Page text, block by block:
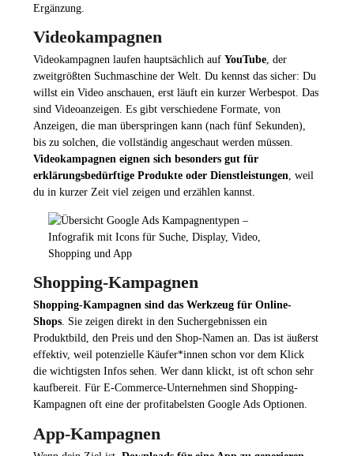
Ergänzung.
Videokampagnen
Videokampagnen laufen hauptsächlich auf YouTube, der
zweitgrößten Suchmaschine der Welt. Du kennst das sicher: Du
willst ein Video anschauen, erst läuft ein kurzer Werbespot. Das
sind Videoanzeigen. Es gibt verschiedene Formate, von
Anzeigen, die man überspringen kann (nach fünf Sekunden),
bis zu solchen, die vollständig angeschaut werden müssen.
Videokampagnen eignen sich besonders gut für
erklärungsbedürftige Produkte oder Dienstleistungen, weil
du in kurzer Zeit viel zeigen und erzählen kannst.
Shopping-Kampagnen
Shopping-Kampagnen sind das Werkzeug für Online-
Shops. Sie zeigen direkt in den Suchergebnissen ein
Produktbild, den Preis und den Shop-Namen an. Das ist äußerst
effektiv, weil potenzielle Käufer*innen schon vor dem Klick
die wichtigsten Infos sehen. Wer dann klickt, ist oft schon sehr
kaufbereit. Für E-Commerce-Unternehmen sind Shopping-
Kampagnen oft eine der profitabelsten Google Ads Optionen.
App-Kampagnen